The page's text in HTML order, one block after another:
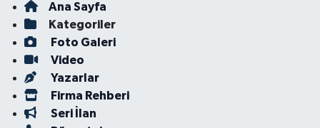
Ana Sayfa
Kategoriler
Foto Galeri
Video
Yazarlar
Firma Rehberi
Seri İlan